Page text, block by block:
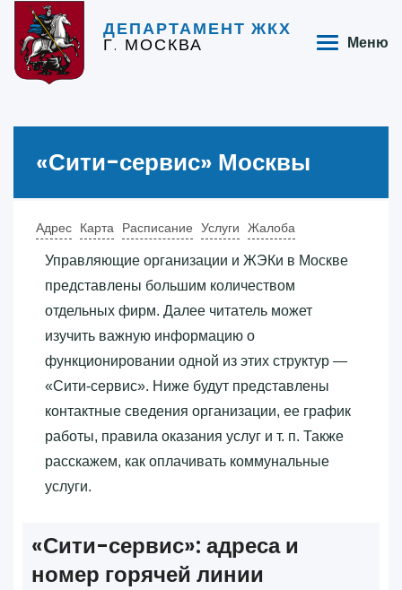
ДЕПАРТАМЕНТ ЖКХ
Г. МОСКВА Меню
«‎Сити-сервис»‎ Москвы
Адрес Карта Расписание Услуги Жалоба
Управляющие организации и ЖЭКи в Москве
представлены большим количеством
отдельных фирм. Далее читатель может
изучить важную информацию о
функционировании одной из этих структур —
«‎Сити-сервис»‎. Ниже будут представлены
контактные сведения организации, ее график
работы, правила оказания услуг и т. п. Также
расскажем, как оплачивать коммунальные
услуги.
«‎Сити-сервис»‎: адреса и
номер горячей линии